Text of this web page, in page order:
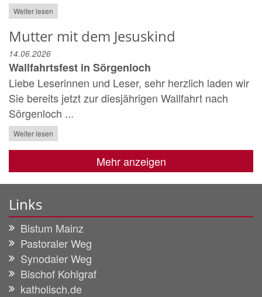
Weiter lesen
Mutter mit dem Jesuskind
14.06.2026
Wallfahrtsfest in Sörgenloch
Liebe Leserinnen und Leser, sehr herzlich laden wir
Sie bereits jetzt zur diesjährigen Wallfahrt nach
Sörgenloch ...
Weiter lesen
Mehr anzeigen
Links
Bistum Mainz
Pastoraler Weg
Synodaler Weg
Bischof Kohlgraf
katholisch.de